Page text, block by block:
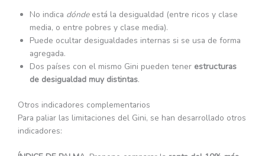
No indica dóndeestá la desigualdad (entre ricos y clase
media, o entre pobres y clase media).
Puede ocultar desigualdades internas si se usa de forma
agregada.
Dos países con el mismo Gini pueden tener estructuras
de desigualdad muy distintas.
Otros indicadores complementarios
Para paliar las limitaciones del Gini, se han desarrollado otros
indicadores: